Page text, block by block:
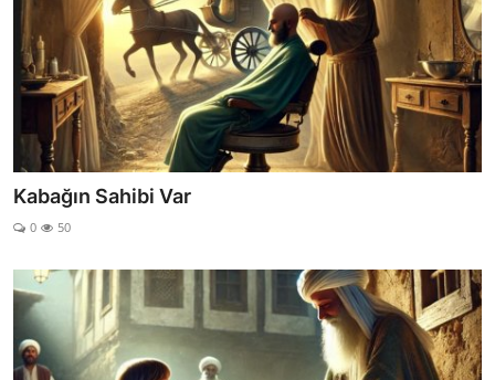
Kabağın Sahibi Var
0 50